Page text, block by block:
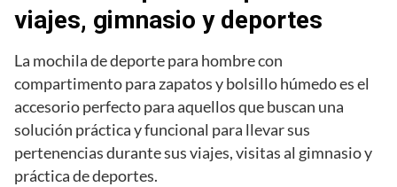
viajes, gimnasio y deportes
La mochila de deporte para hombre con
compartimento para zapatos y bolsillo húmedo es el
accesorio perfecto para aquellos que buscan una
solución práctica y funcional para llevar sus
pertenencias durante sus viajes, visitas al gimnasio y
práctica de deportes.